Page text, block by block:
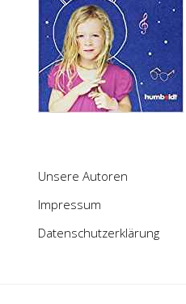
Unsere Autoren
Impressum
Datenschutzerklärung